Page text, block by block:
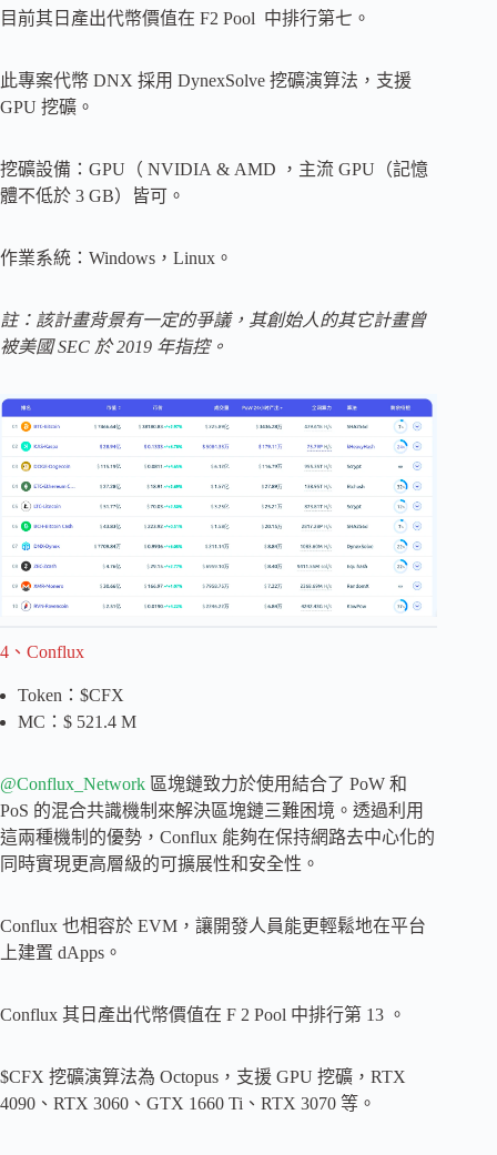
目前其日產出代幣價值在 F2 Pool 中排行第七。
此專案代幣 DNX 採用 DynexSolve 挖礦演算法，支援
GPU 挖礦。
挖礦設備：GPU（ NVIDIA & AMD ，主流 GPU（記憶
體不低於 3 GB）皆可。
作業系統：Windows，Linux。
註：該計畫背景有一定的爭議，其創始人的其它計畫曾
被美國 SEC 於 2019 年指控。
4、Conflux
Token：$CFX
MC：$ 521.4 M
@Conflux_Network 區塊鏈致力於使用結合了 PoW 和
PoS 的混合共識機制來解決區塊鏈三難困境。透過利用
這兩種機制的優勢，Conflux 能夠在保持網路去中心化的
同時實現更高層級的可擴展性和安全性。
Conflux 也相容於 EVM，讓開發人員能更輕鬆地在平台
上建置 dApps。
Conflux 其日產出代幣價值在 F 2 Pool 中排行第 13 。
$CFX 挖礦演算法為 Octopus，支援 GPU 挖礦，RTX
4090、RTX 3060、GTX 1660 Ti、RTX 3070 等。